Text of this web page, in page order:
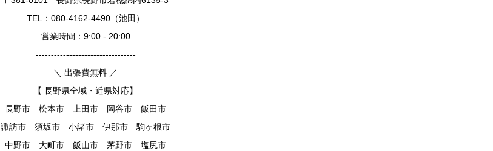
TEL：080-4162-4490（池田）
営業時間：9:00 - 20:00
---------------------------------
＼ 出張費無料 ／
【 長野県全域・近県対応】
長野市 松本市 上田市 岡谷市 飯田市
諏訪市 須坂市 小諸市 伊那市 駒ヶ根市
中野市 大町市 飯山市 茅野市 塩尻市